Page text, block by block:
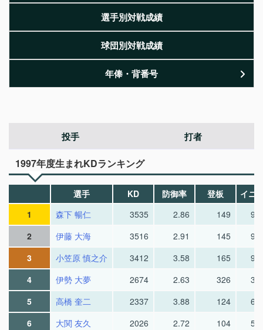
選手別対戦成績
球団別対戦成績
年俸・背番号
投手 打者
1997年度生まれKDランキング
選手 KD 防御率 登板
イニ
1
森下 暢仁 3535 2.86 149
2
伊藤 大海 3516 2.91 145
3
小笠原 慎之介 3412 3.58 165
4
伊勢 大夢 2674 2.63 326
5
高橋 奎二 2337 3.88 124
6
大関 友久 2026 2.72 104